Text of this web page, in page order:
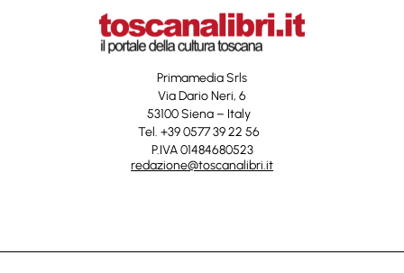
Primamedia Srls
Via Dario Neri, 6
53100 Siena – Italy
Tel. +39 0577 39 22 56
P.IVA 01484680523
redazione@toscanalibri.it